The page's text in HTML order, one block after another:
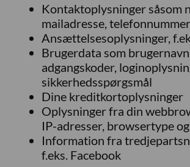
Kontaktoplysninger såsom
mailadresse,
Ansættelsesoplysninger,
Brugerdata som brugernavn,
adgangskoder,
sikkerhedsspørgsmål
Dine kreditkortoplysninger
Oplysninger fra din
IP-adresser, browsertype og
Information fra
f.eks. Facebook